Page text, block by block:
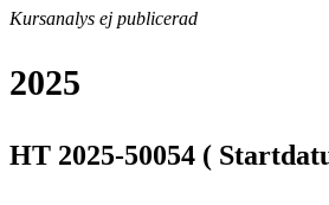
Kursanalys ej publicerad
2025
HT 2025-50054 (